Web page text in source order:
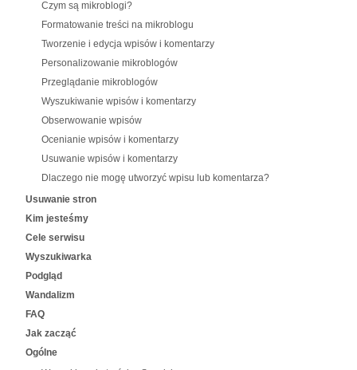
Czym są mikroblogi?
Formatowanie treści na mikroblogu
Tworzenie i edycja wpisów i komentarzy
Personalizowanie mikroblogów
Przeglądanie mikroblogów
Wyszukiwanie wpisów i komentarzy
Obserwowanie wpisów
Ocenianie wpisów i komentarzy
Usuwanie wpisów i komentarzy
Dlaczego nie mogę utworzyć wpisu lub komentarza?
Usuwanie stron
Kim jesteśmy
Cele serwisu
Wyszukiwarka
Podgląd
Wandalizm
FAQ
Jak zacząć
Ogólne